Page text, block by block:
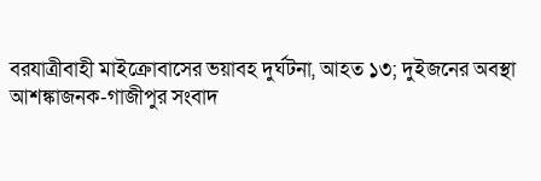
বরযাত্রীবাহী মাইক্রোবাসের ভয়াবহ দুর্ঘটনা, আহত ১৩; দুইজনের অবস্থা
আশঙ্কাজনক-গাজীপুর সংবাদ